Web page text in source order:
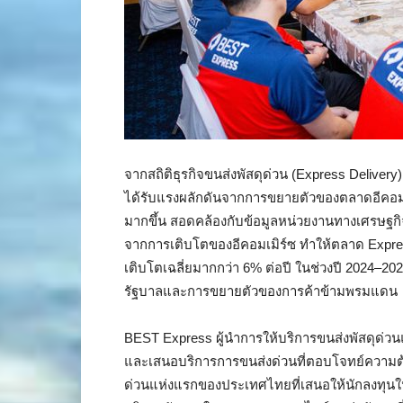
จากสถิติธุรกิจขนส่งพัสดุด่วน (Express
ได้รับแรงผลักดันจากการขยายตัวของตลาดอีค
มากขึ้น สอดคล้องกับข้อมูลหน่วยงานทางเศรษฐ
จากการเติบโตของอีคอมเมิร์ซ ทำให้ตลาด
เติบโตเฉลี่ยมากกว่า 6% ต่อปี ในช่วงปี
รัฐบาลและการขยายตัวของการค้าข้ามพรมแดน
BEST Express ผู้นำการให้บริการขนส่งพัสดุด่
และเสนอบริการการขนส่งด่วนที่ตอบโจทย์ควา
ด่วนแห่งแรกของประเทศไทยที่เสนอให้นักลงทุน